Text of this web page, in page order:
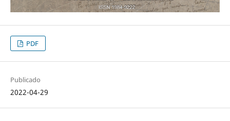
PDF
Publicado
2022-04-29